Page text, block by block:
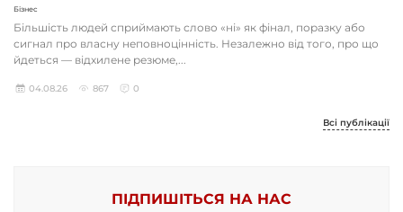
Бізнес
Більшість людей сприймають слово «ні» як фінал, поразку або
сигнал про власну неповноцінність. Незалежно від того, про що
йдеться — відхилене резюме,...
04.08.26 867 0
Всі публікації
ПІДПИШІТЬСЯ НА НАС